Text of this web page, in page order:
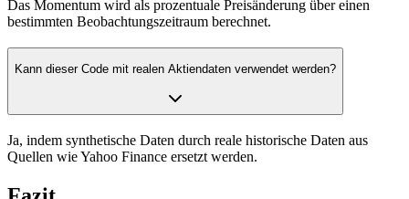
Das Momentum wird als prozentuale Preisänderung über einen
bestimmten Beobachtungszeitraum berechnet.
Kann dieser Code mit realen Aktiendaten verwendet werden?
Ja, indem synthetische Daten durch reale historische Daten aus
Quellen wie Yahoo Finance ersetzt werden.